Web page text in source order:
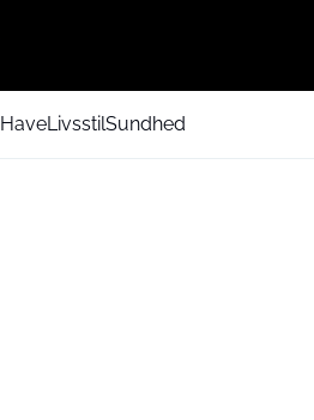
HaveLivsstilSundhed